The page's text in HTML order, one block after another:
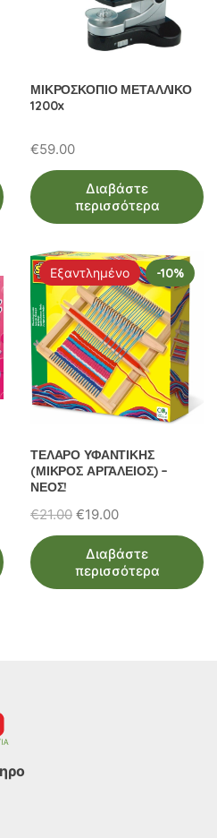
ΜΙΚΡΟΣΚΟΠΙΟ ΜΕΤΑΛΛΙΚΟ
1200x
€59.00
Διαβάστε
περισσότερα
Εξαντλημένο -10%
ΤΕΛΑΡΟ ΥΦΑΝΤΙΚΗΣ
(ΜΙΚΡΟΣ ΑΡΓΑΛΕΙΟΣ) –
ΝΕΟΣ!
€21.00 Original
price
was:
€21.00.
€19.00Η
τρέχουσα
τιμή
είναι:
Διαβάστε
περισσότερα